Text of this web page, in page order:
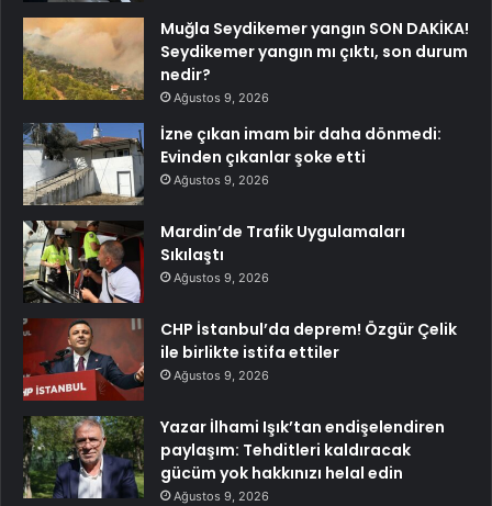
Muğla Seydikemer yangın SON DAKİKA!
Seydikemer yangın mı çıktı, son durum
nedir?
Ağustos 9, 2026
İzne çıkan imam bir daha dönmedi:
Evinden çıkanlar şoke etti
Ağustos 9, 2026
Mardin’de Trafik Uygulamaları
Sıkılaştı
Ağustos 9, 2026
CHP İstanbul’da deprem! Özgür Çelik
ile birlikte istifa ettiler
Ağustos 9, 2026
Yazar İlhami Işık’tan endişelendiren
paylaşım: Tehditleri kaldıracak
gücüm yok hakkınızı helal edin
Ağustos 9, 2026